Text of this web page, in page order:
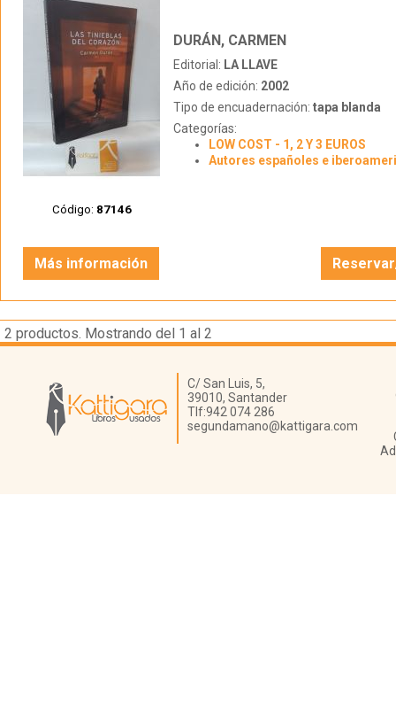
Código: 87146
DURÁN, CARMEN
Editorial: LA LLAVE
Año de edición: 2002
Tipo de encuadernación: tapa blanda
Categorías:
LOW COST - 1, 2 Y 3 EUROS
Autores españoles e
Más información
2 productos. Mostrando del 1 al 2
Librería Kattigara
C/ San Luis, 5,
39010, Santander
Tlf:942 074 286
segundamano@kattigara.com